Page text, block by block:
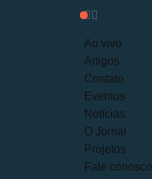
Ao vivo
Artigos
Contato
Eventos
Notícias
O Jornal
Projetos
Fale conosco